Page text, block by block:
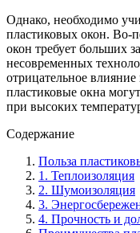
Однако, необходимо
пластиковых окон. Во-
окон требует больших
несовременных
отрицательное
пластиковые окна
при высоких
Содержание
Польза
1. Теплоизоляция
2. Шумоизоляция
3.
4. Прочность и